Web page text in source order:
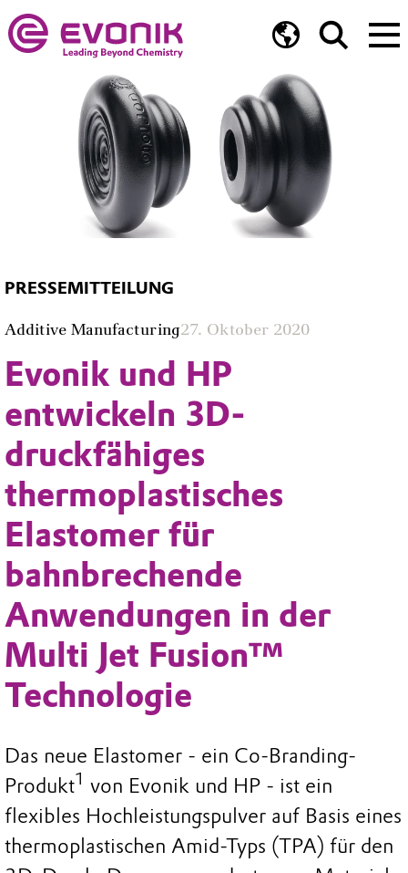
PRESSEMITTEILUNG
Additive Manufacturing27. Oktober 2020
Evonik und HP
entwickeln 3D-
druckfähiges
thermoplastisches
Elastomer für
bahnbrechende
Anwendungen in der
Multi Jet Fusion™
Technologie
Das neue Elastomer - ein Co-Branding-
Produkt1 von Evonik und HP - ist ein
flexibles Hochleistungspulver auf Basis eines
thermoplastischen Amid-Typs (TPA) für den